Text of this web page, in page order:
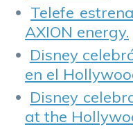
Telefe
AXION energy.
Disney
en el
Disney
at the